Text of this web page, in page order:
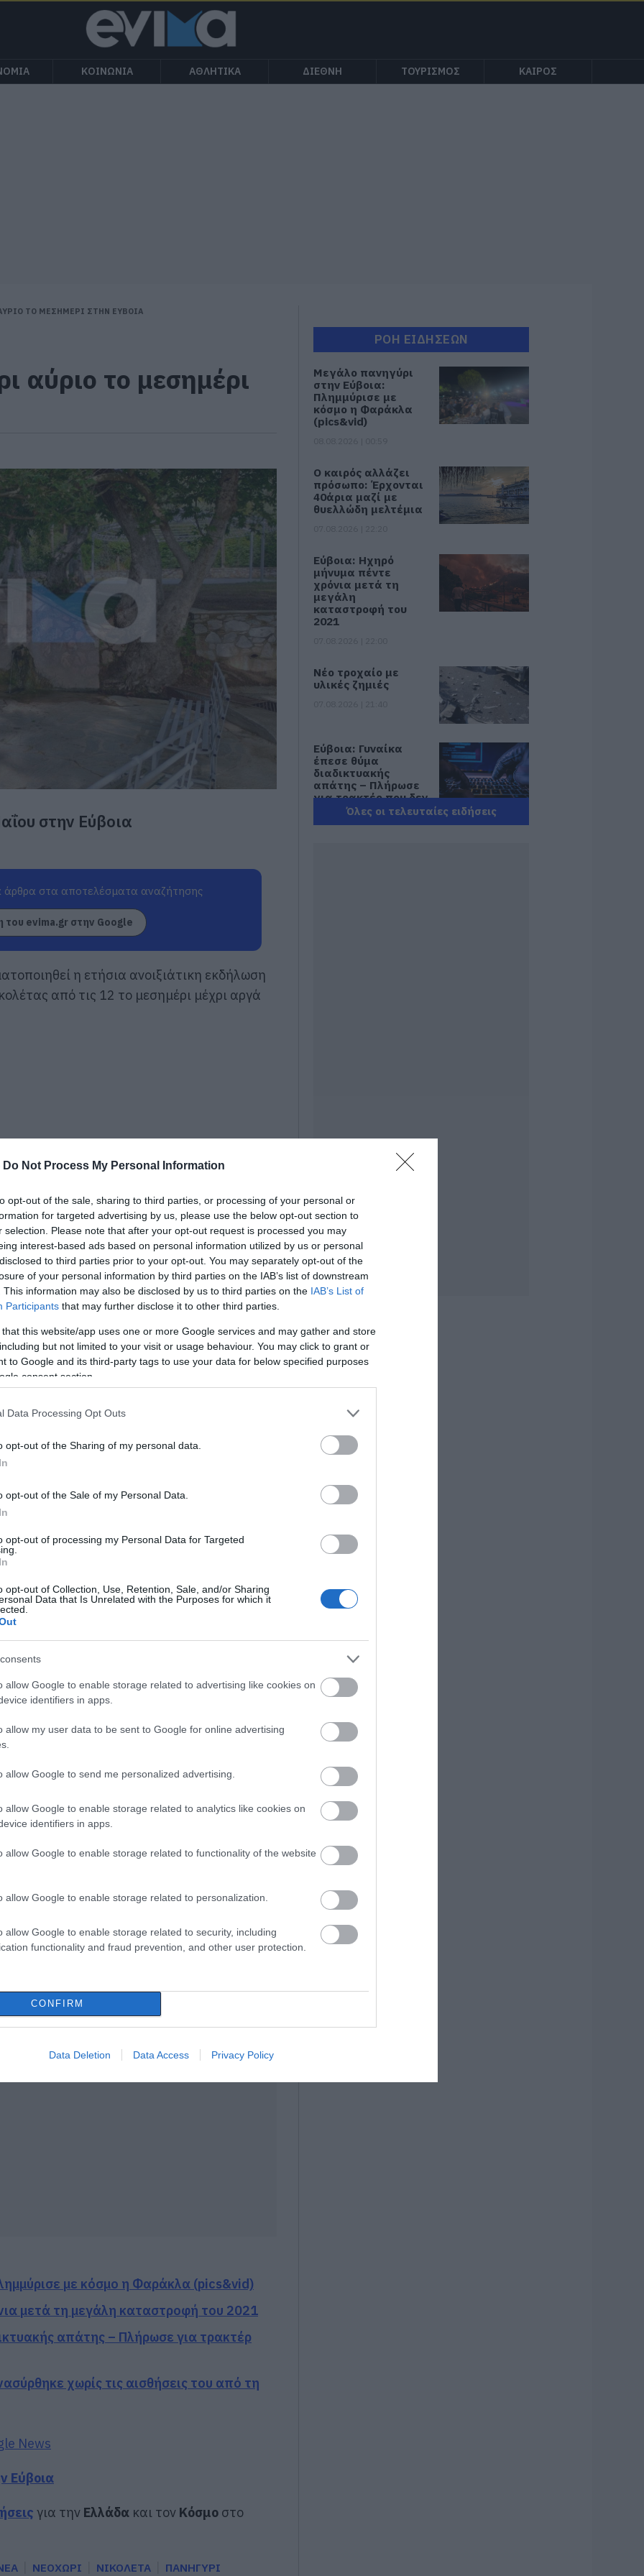
Do Not Process My Personal Information
opt-out of the sale, sharing to third parties, or processing of your personal or
for targeted advertising by us, please use the below opt-out section to
selection. Please note that after your opt-out request is processed you may
interest-based ads based on personal information utilized by us or personal
to third parties prior to your opt-out. You may separately opt-out of the
of your personal information by third parties on the IAB’s list of downstream
This information may also be disclosed by us to third parties on the IAB’s List of
Participants that may further disclose it to other third parties.
that this website/app uses one or more Google services and may gather and store
but not limited to your visit or usage behaviour. You may click to grant or
to Google and its third-party tags to use your data for below specified purposes
consent section.
Data Processing Opt Outs
opt-out of the Sharing of my personal data.
opt-out of the Sale of my Personal Data.
opt-out of processing my Personal Data for Targeted
opt-out of Collection, Use, Retention, Sale, and/or Sharing
Data that Is Unrelated with the Purposes for which it
allow Google to enable storage related to advertising like cookies on
identifiers in apps.
allow my user data to be sent to Google for online advertising
allow Google to send me personalized advertising.
allow Google to enable storage related to analytics like cookies on
identifiers in apps.
allow Google to enable storage related to functionality of the website
allow Google to enable storage related to personalization.
allow Google to enable storage related to security, including
functionality and fraud prevention, and other user protection.
CONFIRM
Data Deletion Data Access Privacy Policy
ΚΟΙΝΩΝΙΑ ΑΘΛΗΤΙΚΑ ΔΙΕΘΝΗ ΤΟΥΡΙΣΜΟΣ ΚΑΙΡΟΣ
ΤΟ ΜΕΣΗΜΕΡΙ ΣΤΗΝ ΕΥΒΟΙΑ
αύριο το μεσημέρι
στην Εύβοια
στα αποτελέσματα αναζήτησης
του evima.gr στην Google
η ετήσια ανοιξιάτικη εκδήλωση
από τις 12 το μεσημέρι μέχρι αργά
και ποτό, σύστημα σκίασης σε όλο τον
και λαχειοφόρος αγορά με
με κόσμο η Φαράκλα (pics&vid)
μετά τη μεγάλη καταστροφή του 2021
απάτης – Πλήρωσε για τρακτέρ
χωρίς τις αισθήσεις του από τη
News
Εύβοια
για την Ελλάδα και τον Κόσμο στο
ΝΕΟΧΩΡΙ ΝΙΚΟΛΕΤΑ ΠΑΝΗΓΥΡΙ
ΡΟΗ ΕΙΔΗΣΕΩΝ
Μεγάλο πανηγύρι
στην Εύβοια:
Πλημμύρισε με
κόσμο η Φαράκλα
(pics&vid)
Ο καιρός αλλάζει
πρόσωπο: Έρχονται
40άρια μαζί με
θυελλώδη μελτέμια
Εύβοια: Ηχηρό
μήνυμα πέντε
χρόνια μετά τη
μεγάλη
καταστροφή του
2021
Νέο τροχαίο με
υλικές ζημιές
Εύβοια: Γυναίκα
έπεσε θύμα
διαδικτυακής
απάτης – Πλήρωσε
για τρακτέρ που δεν
παρέλαβε
Δείτε τι έκανε
Μητέρα και γιος οι
σύγκρουση
αυτοκινήτου με
φορτηγό
07.08.2026 | 19:40
στην Εύβοια: Το
τελευταίο «αντίο»
στον 36χρονο
επιχειρηματία
Νέο επίδομα 600
σπουδαστές: Οι
δικαιούχοι
Αυτός ο δήμος της
ανεμογεννήτριες
07.08.2026 | 18:40
Τραγική κατάληξη
είχε η θαλάσσια
εκδρομή για
07.08.2026 | 18:20
Βαρύ πένθος για τον
εκπαιδευτικό από
την Εύβοια που
07.08.2026 | 18:00
Όλες οι τελευταίες ειδήσεις